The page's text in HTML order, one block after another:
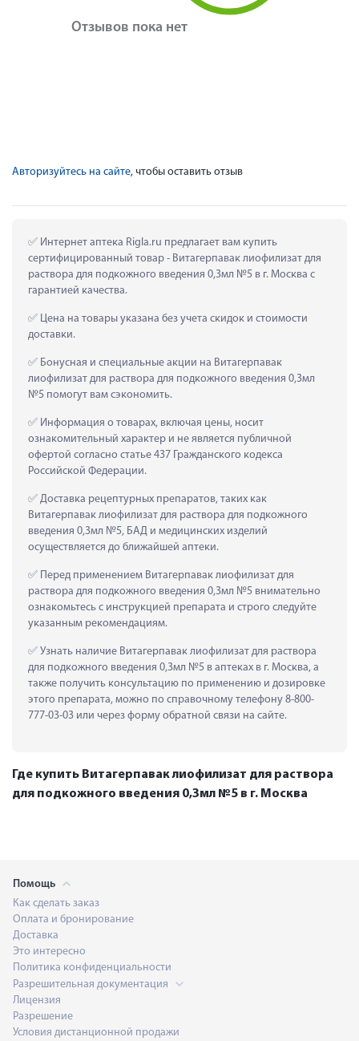
Отзывов пока нет
Авторизуйтесь на сайте, чтобы оставить отзыв
Интернет аптека Rigla.ru предлагает вам купить
сертифицированный товар - Витагерпавак лиофилизат для
раствора для подкожного введения 0,3мл №5 в г. Москва с
гарантией качества.
Цена на товары указана без учета скидок и стоимости
доставки.
Бонусная и специальные акции на Витагерпавак
лиофилизат для раствора для подкожного введения 0,3мл
№5 помогут вам сэкономить.
Информация о товарах, включая цены, носит
ознакомительный характер и не является публичной
офертой согласно статье 437 Гражданского кодекса
Российской Федерации.
Доставка рецептурных препаратов, таких как
Витагерпавак лиофилизат для раствора для подкожного
введения 0,3мл №5, БАД и медицинских изделий
осуществляется до ближайшей аптеки.
Перед применением Витагерпавак лиофилизат для
раствора для подкожного введения 0,3мл №5 внимательно
ознакомьтесь с инструкцией препарата и строго следуйте
указанным рекомендациям.
Узнать наличие Витагерпавак лиофилизат для раствора
для подкожного введения 0,3мл №5 в аптеках в г. Москва, а
также получить консультацию по применению и дозировке
этого препарата, можно по справочному телефону 8-800-
777-03-03 или через форму обратной связи на сайте.
Где купить Витагерпавак лиофилизат для раствора
для подкожного введения 0,3мл №5 в г. Москва
Помощь
Как сделать заказ
Оплата и бронирование
Доставка
Это интересно
Политика конфиденциальности
Разрешительная документация
Лицензия
Разрешение
Условия дистанционной продажи